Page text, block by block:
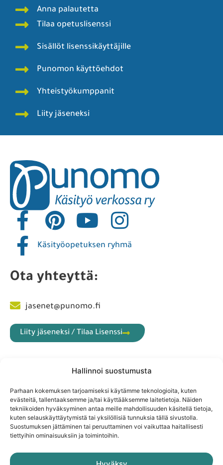
Hallinnoi suostumusta
Parhaan kokemuksen tarjoamiseksi käytämme teknologioita, kuten
evästeitä, tallentaaksemme ja/tai käyttääksemme laitetietoja. Näiden
tekniikoiden hyväksyminen antaa meille mahdollisuuden käsitellä tietoja,
kuten selauskäyttäytymistä tai yksilöllisiä tunnuksia tällä sivustolla.
Suostumuksen jättäminen tai peruuttaminen voi vaikuttaa haitallisesti
tiettyihin ominaisuuksiin ja toimintoihin.
Punomo - Käsityö verkossa ry
Tekijät
Blogit
Käyttö- ja julkaisuohjeita
Käsityön sanakirja
Anna palautetta
Tilaa opetuslisenssi
Sisällöt lisenssikäyttäjille
Punomon käyttöehdot
Yhteistyökumppanit
Käsityöopetuksen ryhmä
Ota yhteyttä: